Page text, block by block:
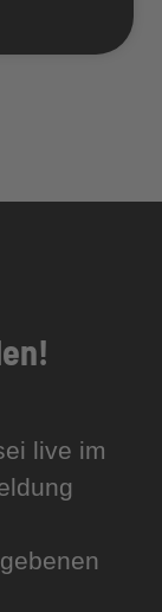
live im